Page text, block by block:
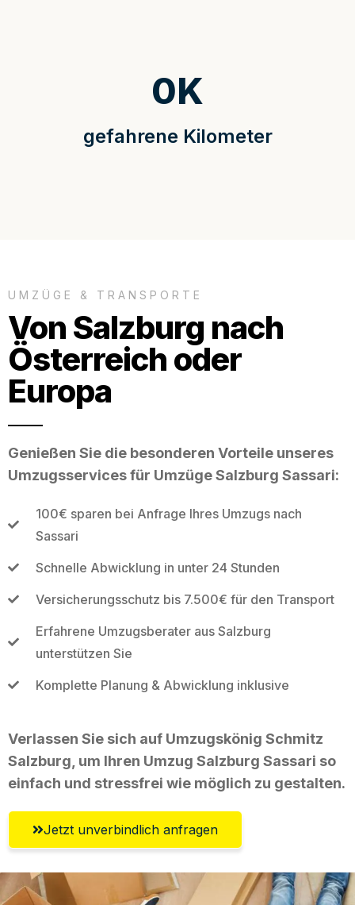
gefahrene Kilometer
0K
UMZÜGE & TRANSPORTE
Von Salzburg nach
Österreich oder
Europa
Genießen Sie die besonderen Vorteile unseres
Umzugsservices für Umzüge Salzburg Sassari:
100€ sparen bei Anfrage Ihres Umzugs nach
Sassari
Schnelle Abwicklung in unter 24 Stunden
Versicherungsschutz bis 7.500€ für den Transport
Erfahrene Umzugsberater aus Salzburg
unterstützen Sie
Komplette Planung & Abwicklung inklusive
Verlassen Sie sich auf Umzugskönig Schmitz
Salzburg, um Ihren Umzug Salzburg Sassari so
einfach und stressfrei wie möglich zu gestalten.
Jetzt unverbindlich anfragen